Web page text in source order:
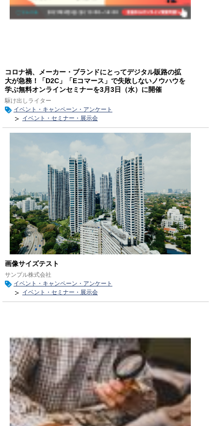
コロナ禍、メーカー・ブランドにとってデジタル販路の拡
大が急務！「D2C」「Eコマース」で失敗しないノウハウを
学ぶ無料オンラインセミナーを3月3日（水）に開催
駆け出しライター
イベント・キャンペーン・アンケート
イベント・セミナー・展示会
画像サイズテスト
サンプル株式会社
イベント・キャンペーン・アンケート
イベント・セミナー・展示会